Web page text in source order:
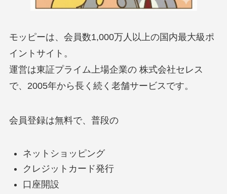
モッピーは、会員数1,000万人以上の国内最大級ポ
イントサイト。
運営は東証プライム上場企業の 株式会社セレス
で、2005年から長く続く老舗サービスです。
会員登録は無料で、普段の
ネットショッピング
クレジットカード発行
口座開設